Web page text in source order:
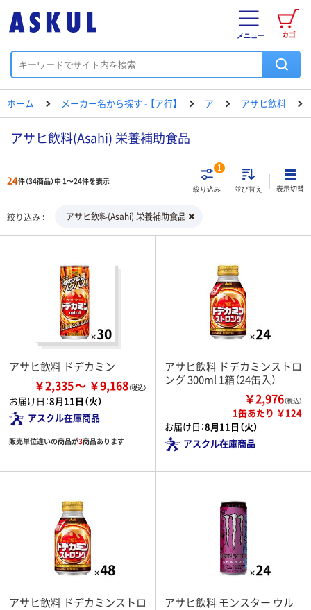
カゴ
メニュー
ホーム メーカー名から探す - 【ア行】 ア アサヒ飲料
アサヒ飲料(Asahi) 栄養補助食品
24件（34商品）中 1～24件を表示
絞り込み
1
並び替え 表示切替
絞り込み アサヒ飲料(Asahi) 栄養補助食品
アサヒ飲料 ドデカミン
￥2,335 ￥9,168
お届け日：8月11日（火）
アスクル在庫商品
販売単位違いの商品が3商品あります
アサヒ飲料 ドデカミンストロ
ング 300ml 1箱（24缶入）
￥2,976（税込）
1缶あたり ￥124
お届け日：8月11日（火）
アスクル在庫商品
アサヒ飲料 ドデカミンストロ
アサヒ飲料 モンスター ウル